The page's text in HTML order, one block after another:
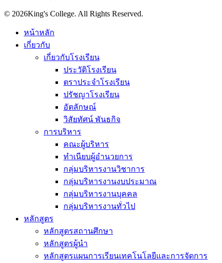
© 2026King's College. All Rights Reserved.
หน้าหลัก
เกี่ยวกับ
เกี่ยวกับโรงเรียน
ประวัติโรงเรียน
ตราประจำโรงเรียน
ปรัชญาโรงเรียน
อัตลักษณ์
วิสัยทัศน์ พันธกิจ
การบริหาร
คณะผู้บริหาร
ทำเนียบผู้อำนวยการ
กลุ่มบริหารงานวิชาการ
กลุ่มบริหารงานงบประมาณ
กลุ่มบริหารงานบุคคล
กลุ่มบริหารงานทั่วไป
หลักสูตร
หลักสูตรสถานศึกษา
หลักสูตรผู้นำ
หลักสูตรแผนการเรียนเทคโนโลยีและการจัดการ